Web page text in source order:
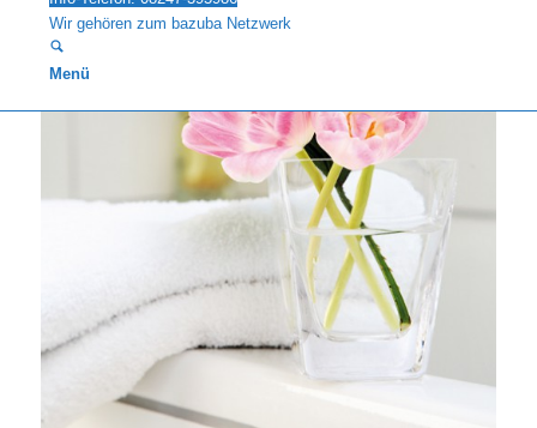
Wir gehören zum bazuba Netzwerk
Menü